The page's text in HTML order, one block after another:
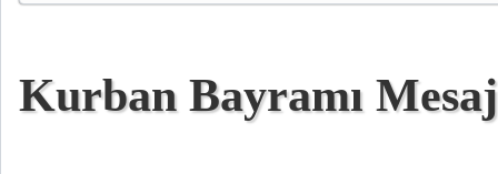
Kurban Bayramı